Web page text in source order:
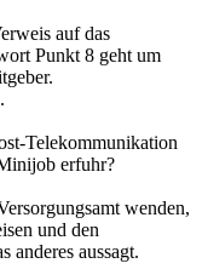
auf das
Punkt 8 geht um
Telekommunikation
erfuhr?
wenden,
und den
anderes aussagt.